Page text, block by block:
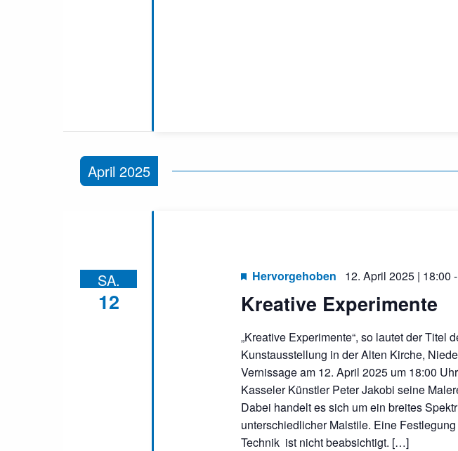
April 2025
SA.
12 Kreative Experimente
Hervorgehoben 12. April 2025 | 18:00
„Kreative Experimente“, so lautet der Titel
Kunstausstellung in der Alten Kirche,
Vernissage am 12. April 2025 um 18:00
Kasseler Künstler Peter Jakobi seine
Dabei handelt es sich um ein breites
unterschiedlicher Malstile. Eine
Technik ist nicht beabsichtigt. […]